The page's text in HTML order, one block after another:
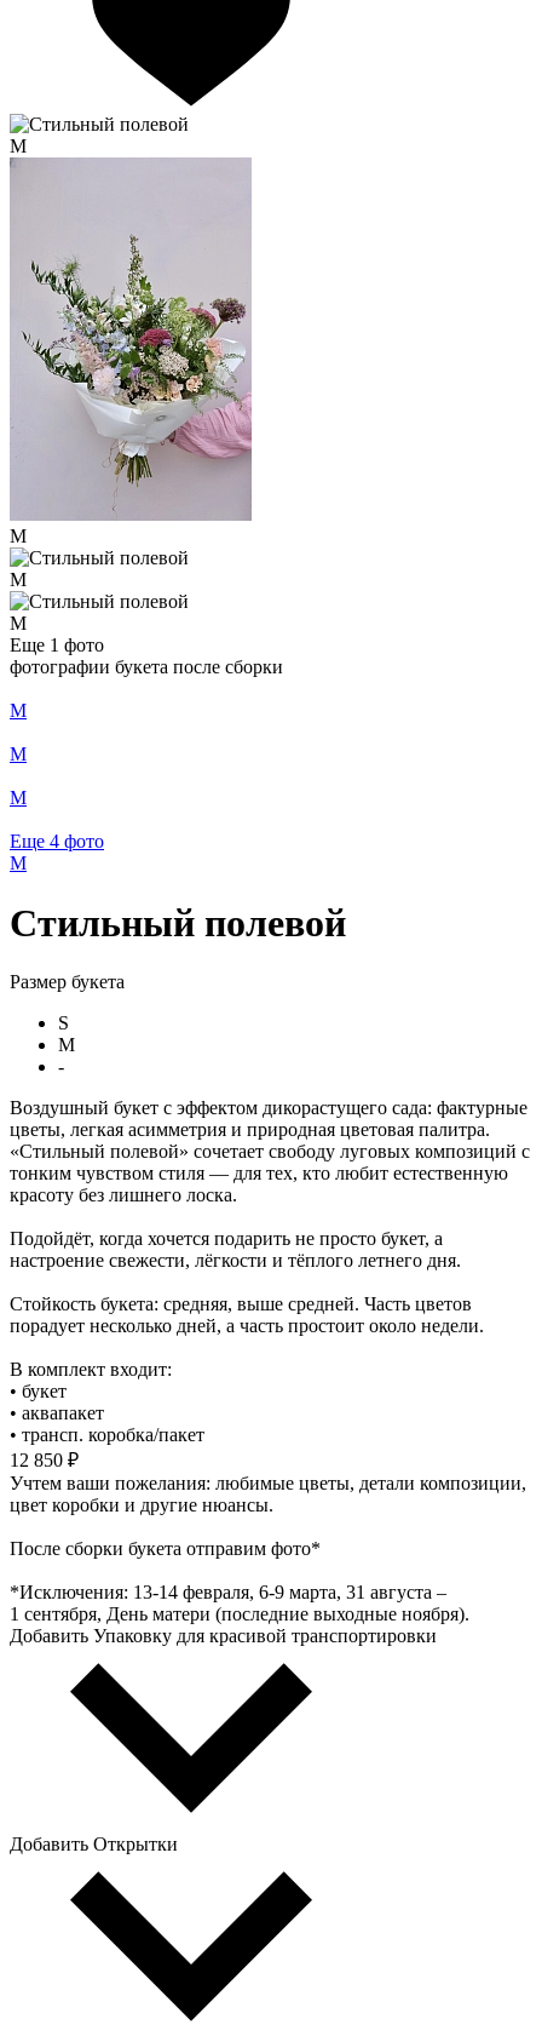
M
M
M
M
Еще 1 фото
фотографии букета после сборки
M
M
M
Еще 4 фото
M
Стильный полевой
Размер букета
S
M
-
Воздушный букет с эффектом дикорастущего сада: фактурные
цветы, легкая асимметрия и природная цветовая палитра.
«Стильный полевой» сочетает свободу луговых композиций с
тонким чувством стиля — для тех, кто любит естественную
красоту без лишнего лоска.
Подойдёт, когда хочется подарить не просто букет, а
настроение свежести, лёгкости и тёплого летнего дня.
Стойкость букета: средняя, выше средней. Часть цветов
порадует несколько дней, а часть простоит около недели.
В комплект входит:
• букет
• аквапакет
• трансп. коробка/пакет
12 850 ₽
Учтем ваши пожелания: любимые цветы, детали композиции,
цвет коробки и другие нюансы.
После сборки букета отправим фото*
*Исключения: 13‑14 февраля, 6‑9 марта, 31 августа –
1 сентября, День матери (последние выходные ноября).
Добавить Упаковку для красивой транспортировки
Добавить Открытки